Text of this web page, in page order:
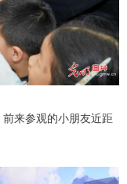
来参观的小朋友近距